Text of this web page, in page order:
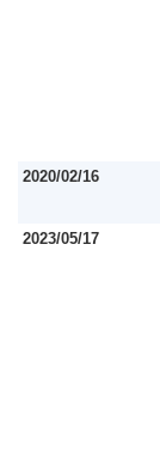
2020/02/16
2023/05/17